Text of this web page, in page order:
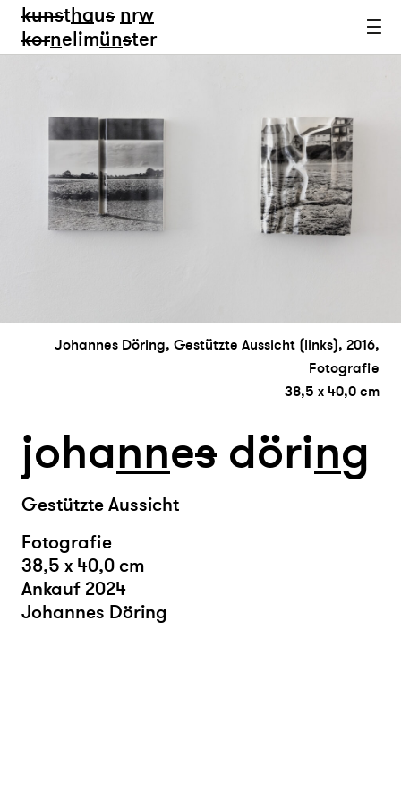
kunsthaus nrw
kornelimünster
Johannes Döring, Gestützte Aussicht (links), 2016,
Fotografie
38,5 x 40,0 cm
johannes döring
Gestützte Aussicht
Fotografie
38,5 x 40,0 cm
Ankauf 2024
Johannes Döring